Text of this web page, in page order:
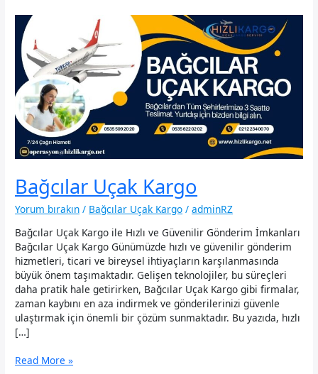
Bağcılar Uçak Kargo
Yorum bırakın / Bağcılar Uçak Kargo /adminRZ
Bağcılar Uçak Kargo ile Hızlı ve Güvenilir Gönderim İmkanları
Bağcılar Uçak Kargo Günümüzde hızlı ve güvenilir gönderim
hizmetleri, ticari ve bireysel ihtiyaçların karşılanmasında
büyük önem taşımaktadır. Gelişen teknolojiler, bu süreçleri
daha pratik hale getirirken, Bağcılar Uçak Kargo gibi firmalar,
zaman kaybını en aza indirmek ve gönderilerinizi güvenle
ulaştırmak için önemli bir çözüm sunmaktadır. Bu yazıda, hızlı
[…]
Bağcılar
Read More »